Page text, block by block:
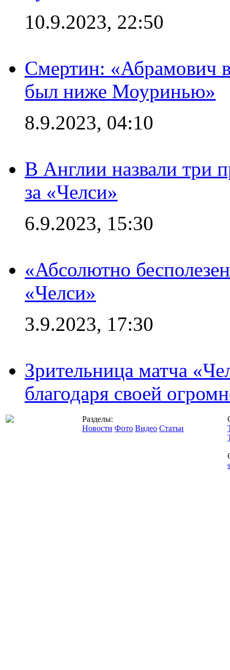
10.9.2023, 22:50
Смертин: «Абрамович в
был ниже Моуринью»
8.9.2023, 04:10
В Англии назвали три
за «Челси»
6.9.2023, 15:30
«Абсолютно
«Челси»
3.9.2023, 17:30
Зрительница матча
благодаря своей
Разделы:
Новости Фото Видео Статьи